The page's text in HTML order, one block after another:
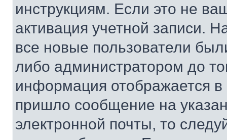
инструкциям. Если это не
активация учетной записи.
все новые пользователи
либо администратором до
информация отображается
пришло сообщение на
электронной почты, то